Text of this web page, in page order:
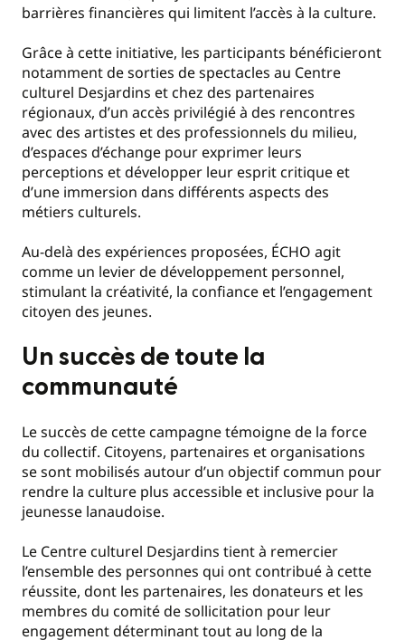
barrières financières qui limitent l’accès à la culture.
Grâce à cette initiative, les participants bénéficieront
notamment de sorties de spectacles au Centre
culturel Desjardins et chez des partenaires
régionaux, d’un accès privilégié à des rencontres
avec des artistes et des professionnels du milieu,
d’espaces d’échange pour exprimer leurs
perceptions et développer leur esprit critique et
d’une immersion dans différents aspects des
métiers culturels.
Au-delà des expériences proposées, ÉCHO agit
comme un levier de développement personnel,
stimulant la créativité, la confiance et l’engagement
citoyen des jeunes.
Un succès de toute la
communauté
Le succès de cette campagne témoigne de la force
du collectif. Citoyens, partenaires et organisations
se sont mobilisés autour d’un objectif commun pour
rendre la culture plus accessible et inclusive pour la
jeunesse lanaudoise.
Le Centre culturel Desjardins tient à remercier
l’ensemble des personnes qui ont contribué à cette
réussite, dont les partenaires, les donateurs et les
membres du comité de sollicitation pour leur
engagement déterminant tout au long de la